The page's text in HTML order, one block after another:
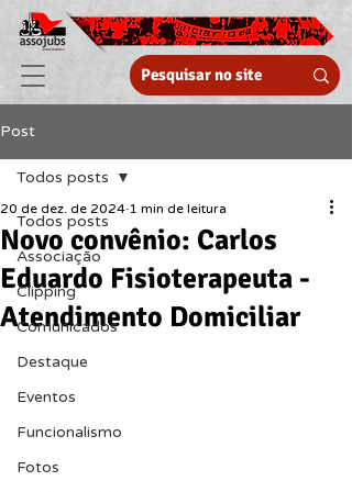
Post
Todos posts
Associação
Clipping
Comunicados
Destaque
Eventos
Funcionalismo
Fotos
Todos posts
Novo convênio: Carlos
Eduardo Fisioterapeuta -
Atendimento Domiciliar
20 de dez. de 2024 1 min de leitura